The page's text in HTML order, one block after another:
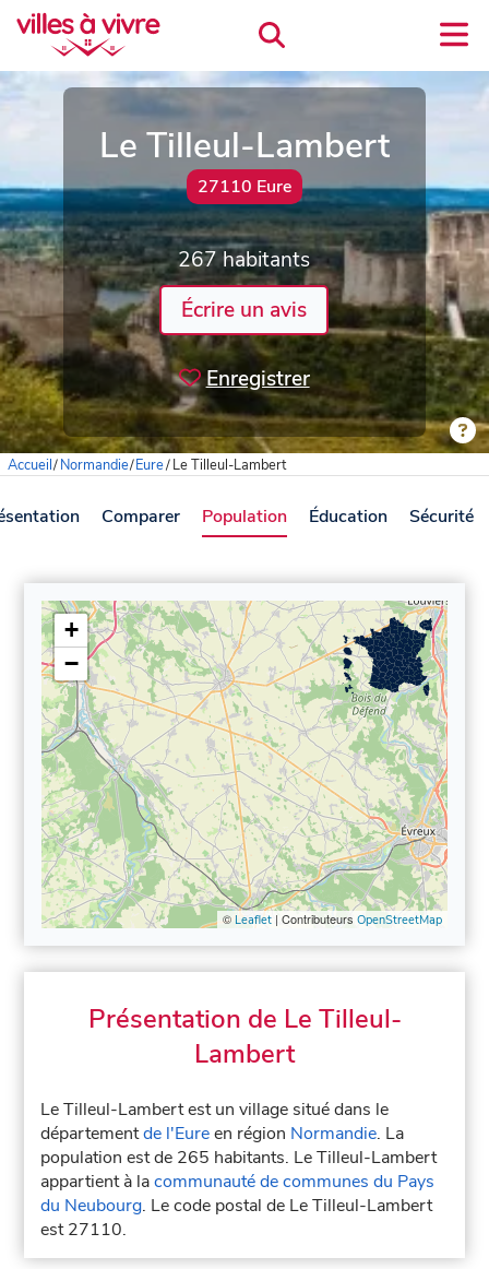
Le Tilleul-Lambert
27110 Eure
267 habitants
Écrire un avis
Enregistrer
Accueil/Normandie/Eure/Le Tilleul-Lambert
Comparer Population Éducation Sécurité
+
−
© Leaflet| Contributeurs OpenStreetMap
Présentation de Le Tilleul-
Lambert
Le Tilleul-Lambert est un village situé dans le
départementde l'Eureen région Normandie. La
population est de 265 habitants. Le Tilleul-Lambert
appartient à lacommunauté de communes du Pays
du Neubourg. Le code postal de Le Tilleul-Lambert
est 27110.